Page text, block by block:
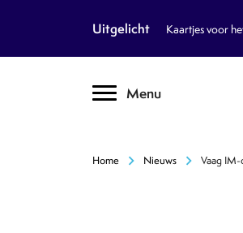
Uitgelicht Kaartjes voor
Menu
Nieuws
inventory_2 Dossiers
text_format Encyclopedie
Home chevron_right Nieuws chevron_right Vaag